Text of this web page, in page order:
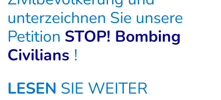
unterzeichnen Sie unsere
Petition STOP! Bombing
Civilians !
LESEN SIE WEITER